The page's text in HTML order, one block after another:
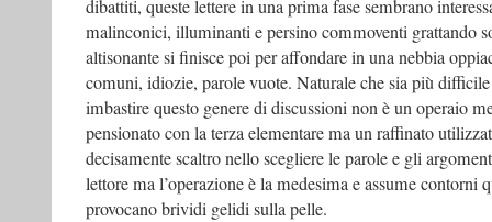
dibattiti, queste lettere in una prima fase sembrano
malinconici, illuminanti e persino commoventi grattando
altisonante si finisce poi per affondare in una nebbia
comuni, idiozie, parole vuote. Naturale che sia più difficile
imbastire questo genere di discussioni non è un operaio
pensionato con la terza elementare ma un raffinato
decisamente scaltro nello scegliere le parole e gli
lettore ma l’operazione è la medesima e assume contorni
provocano brividi gelidi sulla pelle.